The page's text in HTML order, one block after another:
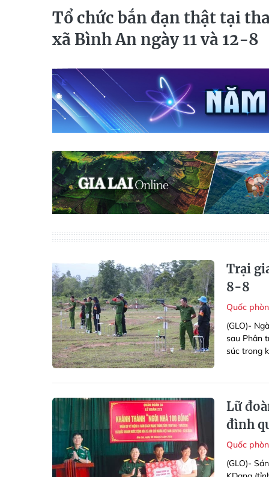
Tổ chức bắn đạn thật tại
xã Bình An ngày 11 và 12-8
Trại
8-8
Quốc
(GLO)-
sau Phân
súc trong
Lữ
đình
Quốc
(GLO)-